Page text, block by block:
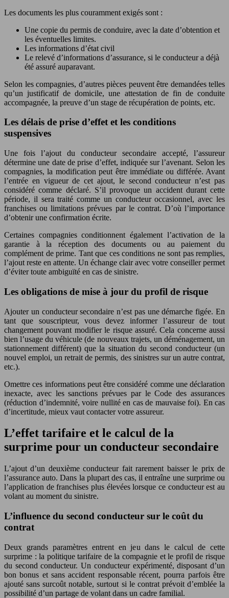
Les documents les plus couramment exigés sont :
Une copie du permis de conduire, avec la date d’obtention et
les éventuelles limites.
Les informations d’état civil
Le relevé d’informations d’assurance, si le conducteur a déjà
été assuré auparavant.
Selon les compagnies, d’autres pièces peuvent être demandées telles
qu’un justificatif de domicile, une attestation de fin de conduite
accompagnée, la preuve d’un stage de récupération de points, etc.
Les délais de prise d’effet et les conditions
suspensives
Une fois l’ajout du conducteur secondaire accepté, l’assureur
détermine une date de prise d’effet, indiquée sur l’avenant. Selon les
compagnies, la modification peut être immédiate ou différée. Avant
l’entrée en vigueur de cet ajout, le second conducteur n’est pas
considéré comme déclaré. S’il provoque un accident durant cette
période, il sera traité comme un conducteur occasionnel, avec les
franchises ou limitations prévues par le contrat. D’où l’importance
d’obtenir une confirmation écrite.
Certaines compagnies conditionnent également l’activation de la
garantie à la réception des documents ou au paiement du
complément de prime. Tant que ces conditions ne sont pas remplies,
l’ajout reste en attente. Un échange clair avec votre conseiller permet
d’éviter toute ambiguïté en cas de sinistre.
Les obligations de mise à jour du profil de risque
Ajouter un conducteur secondaire n’est pas une démarche figée. En
tant que souscripteur, vous devez informer l’assureur de tout
changement pouvant modifier le risque assuré. Cela concerne aussi
bien l’usage du véhicule (de nouveaux trajets, un déménagement, un
stationnement différent) que la situation du second conducteur (un
nouvel emploi, un retrait de permis, des sinistres sur un autre contrat,
etc.).
Omettre ces informations peut être considéré comme une déclaration
inexacte, avec les sanctions prévues par le Code des assurances
(réduction d’indemnité, voire nullité en cas de mauvaise foi). En cas
d’incertitude, mieux vaut contacter votre assureur.
L’effet tarifaire et le calcul de la
surprime pour un conducteur secondaire
L’ajout d’un deuxième conducteur fait rarement baisser le prix de
l’assurance auto. Dans la plupart des cas, il entraîne une surprime ou
l’application de franchises plus élevées lorsque ce conducteur est au
volant au moment du sinistre.
L’influence du second conducteur sur le coût du
contrat
Deux grands paramètres entrent en jeu dans le calcul de cette
surprime : la politique tarifaire de la compagnie et le profil de risque
du second conducteur. Un conducteur expérimenté, disposant d’un
bon bonus et sans accident responsable récent, pourra parfois être
ajouté sans surcoût notable, surtout si le contrat prévoit d’emblée la
possibilité d’un partage de volant dans un cadre familial.